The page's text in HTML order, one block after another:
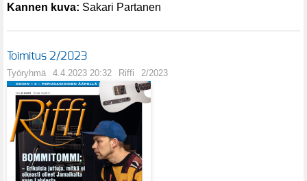
Kannen kuva: Sakari Partanen
Toimitus 2/2023
Työryhmä 4.4.2023 20:32 Riffi 2/2023